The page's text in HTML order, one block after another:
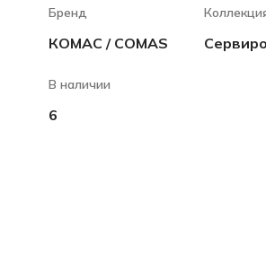
Бренд
КОМАС / COMAS
В наличии
6